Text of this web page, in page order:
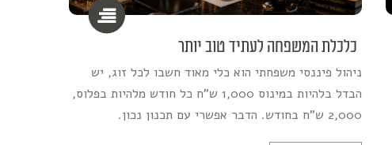
כלכלת המשפחה לעתיד טוב יותר
ניהול פיננסי משפחתי הוא כלי מאוד חשבו לכל זוג, יש
הבדל בלהיות במינוס 1,000 ש"ח כל חודש מלהיות בפלוס,
2,000 ש"ח בחודש. הדבר אפשרי עם תכנון נכון.